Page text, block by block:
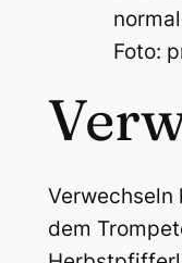
Foto:
Verwechseln
dem